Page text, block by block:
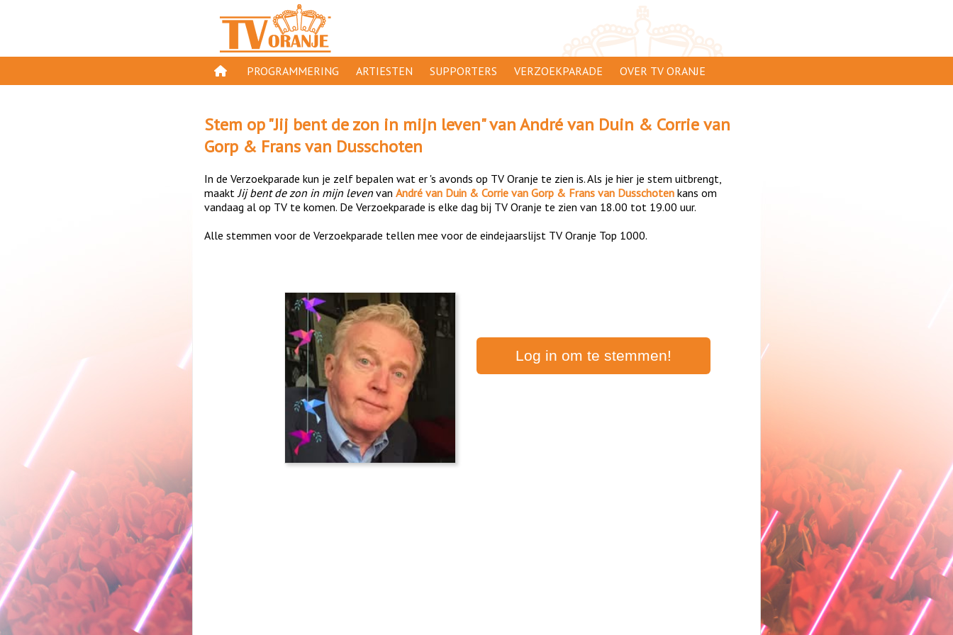
PROGRAMMERING
GESPEELD OP TV ORANJE
ORANJE KROON
TV ORANJE TOP 1000
11 VAN ORANJE
ARTIESTEN SUPPORTERS
AANMELDEN
VERZOEKPARADE OVER TV ORANJE
CLIP INSTUREN
DISCLAIMER
PRIVACY
CONTACT
Stem op "Jij bent de zon in mijn leven" vanAndré van Duin & Corrie van
Gorp & Frans van Dusschoten
In de Verzoekparade kun je zelf bepalen wat er 's avonds op TV Oranje te zien is. Als je hier je stem uitbrengt,
maakt Jij bent de zon in mijn leven van André van Duin & Corrie van Gorp & Frans van Dusschoten kans om
vandaag al op TV te komen. De Verzoekparade is elke dag bij TV Oranje te zien van 18.00 tot 19.00 uur.
Alle stemmen voor de Verzoekparade tellen mee voor de eindejaarslijst TV Oranje Top 1000.
Log in om te stemmen!